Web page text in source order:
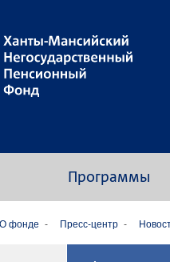
Программы
О фонде Пресс-центр